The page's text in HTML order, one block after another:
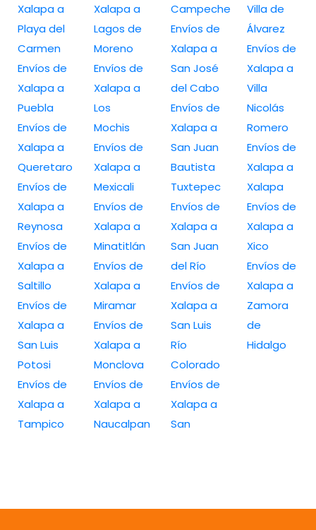
Xalapa a
Playa del
Carmen
Envíos de
Xalapa a
Puebla
Envíos de
Xalapa a
Queretaro
Envíos de
Xalapa a
Reynosa
Envíos de
Xalapa a
Saltillo
Envíos de
Xalapa a
San Luis
Potosi
Envíos de
Xalapa a
Tampico
Xalapa a
Lagos de
Moreno
Envíos de
Xalapa a
Los
Mochis
Envíos de
Xalapa a
Mexicali
Envíos de
Xalapa a
Minatitlán
Envíos de
Xalapa a
Miramar
Envíos de
Xalapa a
Monclova
Envíos de
Xalapa a
Naucalpan
Campeche
Envíos de
Xalapa a
San José
del Cabo
Envíos de
Xalapa a
San Juan
Bautista
Tuxtepec
Envíos de
Xalapa a
San Juan
del Río
Envíos de
Xalapa a
San Luis
Río
Colorado
Envíos de
Xalapa a
San
Villa de
Álvarez
Envíos de
Xalapa a
Villa
Nicolás
Romero
Envíos de
Xalapa a
Xalapa
Envíos de
Xalapa a
Xico
Envíos de
Xalapa a
Zamora
de
Hidalgo